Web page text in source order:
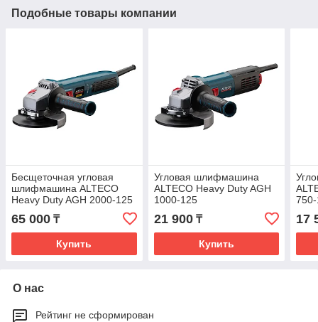
Подобные товары компании
Бесщеточная угловая
шлифмашина ALTECO
Heavy Duty AGH 2000-125
65 000 ₸
Купить
Угловая шлифмашина
ALTECO Heavy Duty AGH
1000-125
21 900₸
Купить
17
О нас
Рейтинг не сформирован